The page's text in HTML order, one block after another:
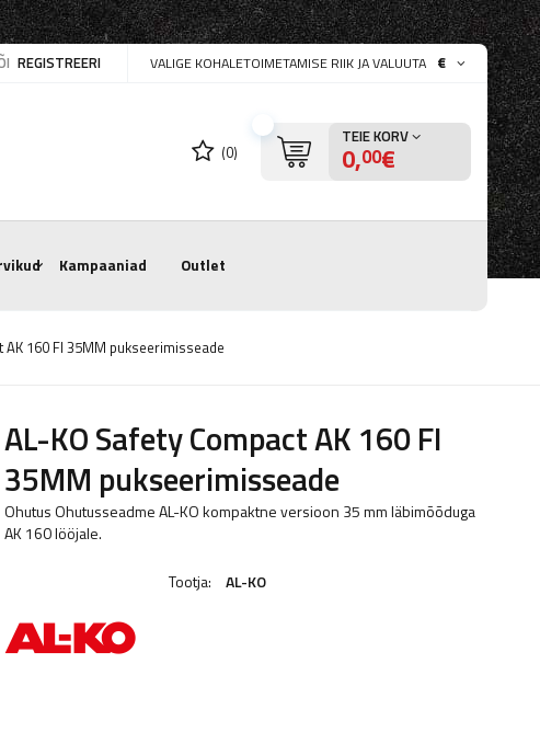
REGISTREERI VALIGE KOHALETOIMETAMISE RIIK JA VALUUTA €
(0)
TEIE KORV
0,00€
Kampaaniad Outlet
AK 160 FI 35MM pukseerimisseade
AL-KO Safety Compact AK 160 FI
35MM pukseerimisseade
Ohutus Ohutusseadme AL-KO kompaktne versioon 35 mm läbimõõduga
AK 160 lööjale.
Tootja: AL-KO